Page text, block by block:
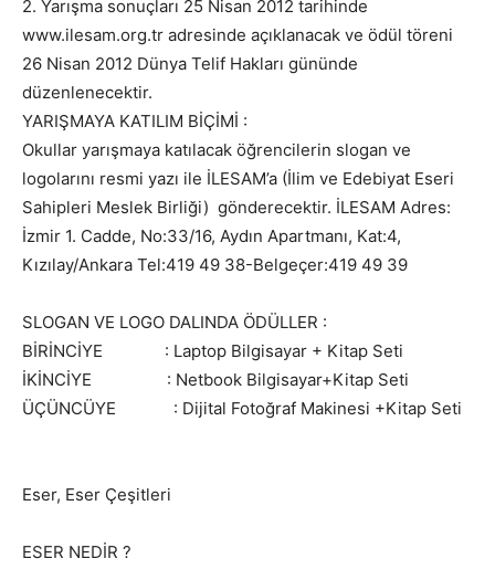
2. Yarışma sonuçları 25 Nisan 2012 tarihinde
www.ilesam.org.tr adresinde açıklanacak ve ödül töreni
26 Nisan 2012 Dünya Telif Hakları gününde
düzenlenecektir.
YARIŞMAYA KATILIM BİÇİMİ :
Okullar yarışmaya katılacak öğrencilerin slogan ve
logolarını resmi yazı ile İLESAM’a (İlim ve Edebiyat Eseri
Sahipleri Meslek Birliği) gönderecektir. İLESAM Adres:
İzmir 1. Cadde, No:33/16, Aydın Apartmanı, Kat:4,
Kızılay/Ankara Tel:419 49 38-Belgeçer:419 49 39
SLOGAN VE LOGO DALINDA ÖDÜLLER :
BİRİNCİYE : Laptop Bilgisayar + Kitap Seti
İKİNCİYE : Netbook Bilgisayar+Kitap Seti
ÜÇÜNCÜYE : Dijital Fotoğraf Makinesi +Kitap Seti
Eser, Eser Çeşitleri
ESER NEDİR ?